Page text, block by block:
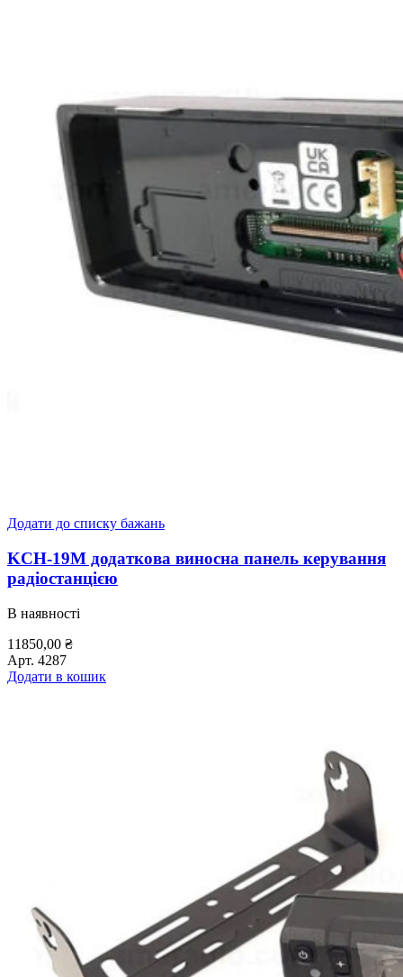
Додати до списку бажань
KCH-19M додаткова виносна панель керування
радіостанцією
В наявності
11850,00 ₴
Арт. 4287
Додати в кошик